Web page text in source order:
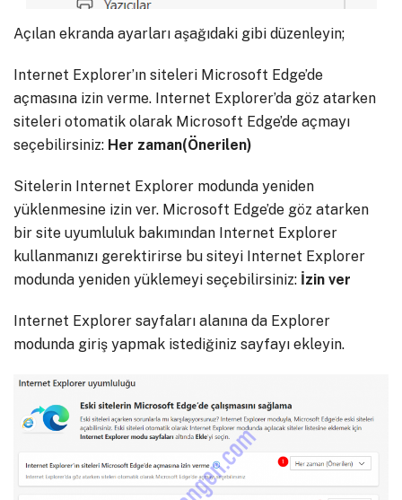
Açılan ekranda ayarları aşağıdaki gibi düzenleyin;
Internet Explorer’ın siteleri Microsoft Edge’de
açmasına izin verme. Internet Explorer’da göz atarken
siteleri otomatik olarak Microsoft Edge’de açmayı
seçebilirsiniz: Her zaman(Önerilen)
Sitelerin Internet Explorer modunda yeniden
yüklenmesine izin ver. Microsoft Edge’de göz atarken
bir site uyumluluk bakımından Internet Explorer
kullanmanızı gerektirirse bu siteyi Internet Explorer
modunda yeniden yüklemeyi seçebilirsiniz: İzin ver
Internet Explorer sayfaları alanına da Explorer
modunda giriş yapmak istediğiniz sayfayı ekleyin.